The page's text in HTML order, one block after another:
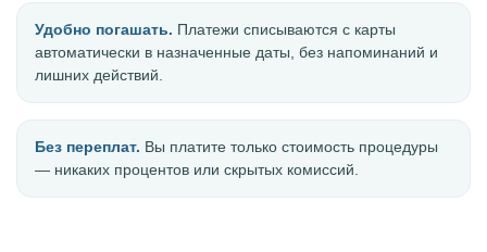
Удобно погашать. Платежи списываются с карты
автоматически в назначенные даты, без напоминаний и
лишних действий.
Без переплат. Вы платите только стоимость процедуры
— никаких процентов или скрытых комиссий.